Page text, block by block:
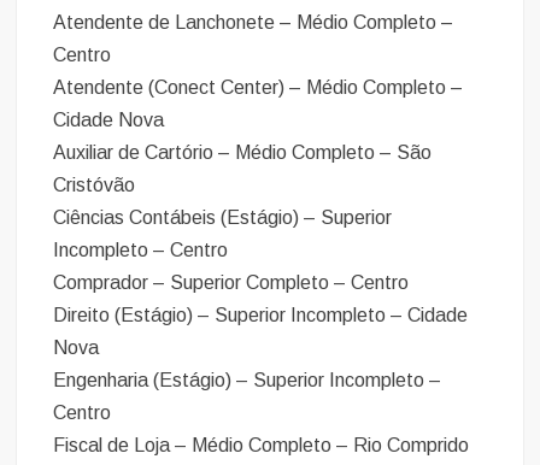
Atendente de Lanchonete – Médio Completo –
Centro
Atendente (Conect Center) – Médio Completo –
Cidade Nova
Auxiliar de Cartório – Médio Completo – São
Cristóvão
Ciências Contábeis (Estágio) – Superior
Incompleto – Centro
Comprador – Superior Completo – Centro
Direito (Estágio) – Superior Incompleto – Cidade
Nova
Engenharia (Estágio) – Superior Incompleto –
Centro
Fiscal de Loja – Médio Completo – Rio Comprido